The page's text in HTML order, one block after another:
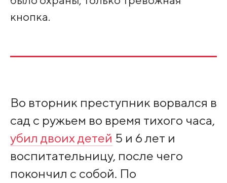
кнопка.
Во вторник преступник ворвался в
сад с ружьем во время тихого часа,
убил двоих детей 5 и 6 лет и
воспитательницу, после чего
покончил с собой. По